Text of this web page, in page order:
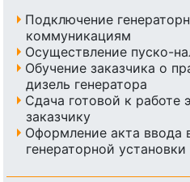
Подключение
коммуникациям
Осуществление пуско-
Обучение заказчика о
дизель генератора
Сдача готовой к работе
заказчику
Оформление акта ввода
генераторной установки